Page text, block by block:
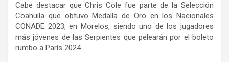
Cabe destacar que Chris Cole fue parte de la Selección
Coahuila que obtuvo Medalla de Oro en los Nacionales
CONADE 2023, en Morelos, siendo uno de los jugadores
más jóvenes de las Serpientes que pelearán por el boleto
rumbo a París 2024.